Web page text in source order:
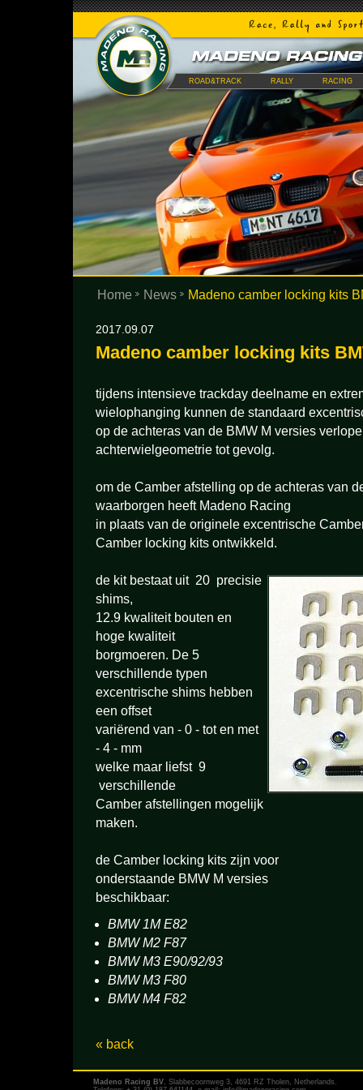
ROAD&TRACK RALLY RACING
Home News Madeno camber locking kits
2017.09.07
Madeno camber locking kits
tijdens intensieve trackday deelname en
wielophanging kunnen de standaard
op de achteras van de BMW M versies
achterwielgeometrie tot gevolg.
om de Camber afstelling op de achteras van
waarborgen heeft Madeno Racing
in plaats van de originele excentrische
Camber locking kits ontwikkeld.
de kit bestaat uit 20 precisie
shims,
12.9 kwaliteit bouten en
hoge kwaliteit
borgmoeren. De 5
verschillende typen
excentrische shims hebben
een offset
variërend van - 0 - tot en met
- 4 - mm
welke maar liefst 9
verschillende
Camber afstellingen mogelijk
maken.
de Camber locking kits zijn voor
onderstaande BMW M versies
beschikbaar:
BMW 1M E82
BMW M2 F87
BMW M3 E90/92/93
BMW M3 F80
BMW M4 F82
« back
Madeno Racing BV, Slabbecoornweg 3, 4691 RZ Tholen, Netherlands.